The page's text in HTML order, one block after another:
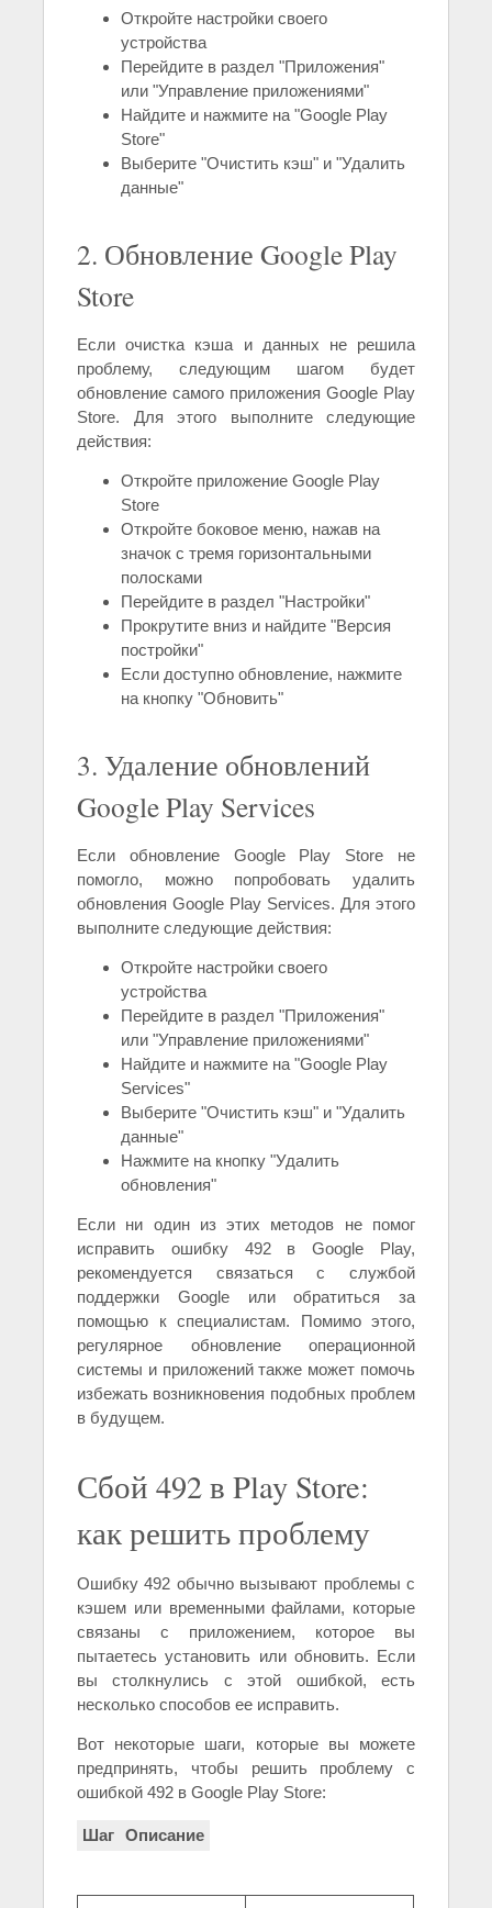
Откройте настройки своего
устройства
Перейдите в раздел "Приложения"
или "Управление приложениями"
Найдите и нажмите на "Google Play
Store"
Выберите "Очистить кэш" и "Удалить
данные"
2. Обновление Google Play
Store
Если очистка кэша и данных не решила
проблему, следующим шагом будет
обновление самого приложения Google Play
Store. Для этого выполните следующие
действия:
Откройте приложение Google Play
Store
Откройте боковое меню, нажав на
значок с тремя горизонтальными
полосками
Перейдите в раздел "Настройки"
Прокрутите вниз и найдите "Версия
постройки"
Если доступно обновление, нажмите
на кнопку "Обновить"
3. Удаление обновлений
Google Play Services
Если обновление Google Play Store не
помогло, можно попробовать удалить
обновления Google Play Services. Для этого
выполните следующие действия:
Откройте настройки своего
устройства
Перейдите в раздел "Приложения"
или "Управление приложениями"
Найдите и нажмите на "Google Play
Services"
Выберите "Очистить кэш" и "Удалить
данные"
Нажмите на кнопку "Удалить
обновления"
Если ни один из этих методов не помог
исправить ошибку 492 в Google Play,
рекомендуется связаться с службой
поддержки Google или обратиться за
помощью к специалистам. Помимо этого,
регулярное обновление операционной
системы и приложений также может помочь
избежать возникновения подобных проблем
в будущем.
Сбой 492 в Play Store:
как решить проблему
Ошибку 492 обычно вызывают проблемы с
кэшем или временными файлами, которые
связаны с приложением, которое вы
пытаетесь установить или обновить. Если
вы столкнулись с этой ошибкой, есть
несколько способов ее исправить.
Вот некоторые шаги, которые вы можете
предпринять, чтобы решить проблему с
ошибкой 492 в Google Play Store:
Шаг Описание